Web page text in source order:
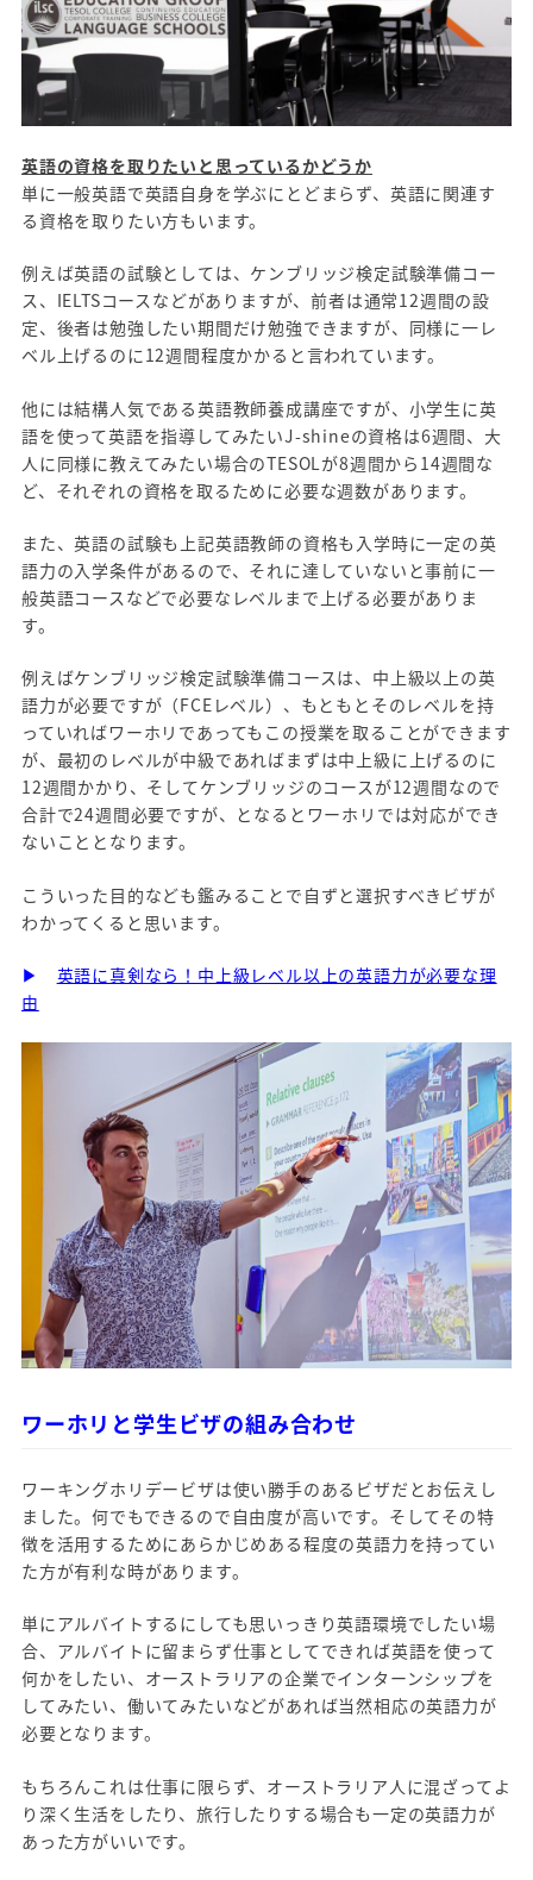
英語の資格を取りたいと思っているかどうか
単に一般英語で英語自身を学ぶにとどまらず、英語に関連す
る資格を取りたい方もいます。
例えば英語の試験としては、ケンブリッジ検定試験準備コー
ス、IELTSコースなどがありますが、前者は通常12週間の設
定、後者は勉強したい期間だけ勉強できますが、同様に一レ
ベル上げるのに12週間程度かかると言われています。
他には結構人気である英語教師養成講座ですが、小学生に英
語を使って英語を指導してみたいJ-shineの資格は6週間、大
人に同様に教えてみたい場合のTESOLが8週間から14週間な
ど、それぞれの資格を取るために必要な週数があります。
また、英語の試験も上記英語教師の資格も入学時に一定の英
語力の入学条件があるので、それに達していないと事前に一
般英語コースなどで必要なレベルまで上げる必要がありま
す。
例えばケンブリッジ検定試験準備コースは、中上級以上の英
語力が必要ですが（FCEレベル）、もともとそのレベルを持
っていればワーホリであってもこの授業を取ることができます
が、最初のレベルが中級であればまずは中上級に上げるのに
12週間かかり、そしてケンブリッジのコースが12週間なので
合計で24週間必要ですが、となるとワーホリでは対応ができ
ないこととなります。
こういった目的なども鑑みることで自ずと選択すべきビザが
わかってくると思います。
▶
英語に真剣なら！中上級レベル以上の英語力が必要な理
由
ワーホリと学生ビザの組み合わせ
ワーキングホリデービザは使い勝手のあるビザだとお伝えし
ました。何でもできるので自由度が高いです。そしてその特
徴を活用するためにあらかじめある程度の英語力を持ってい
た方が有利な時があります。
単にアルバイトするにしても思いっきり英語環境でしたい場
合、アルバイトに留まらず仕事としてできれば英語を使って
何かをしたい、オーストラリアの企業でインターンシップを
してみたい、働いてみたいなどがあれば当然相応の英語力が
必要となります。
もちろんこれは仕事に限らず、オーストラリア人に混ざってよ
り深く生活をしたり、旅行したりする場合も一定の英語力が
あった方がいいです。